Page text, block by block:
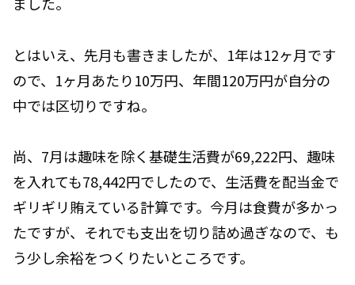
とはいえ、先月も書きましたが、1年は12ヶ月です
ので、1ヶ月あたり10万円、年間120万円が自分の
中では区切りですね。
尚、7月は趣味を除く基礎生活費が69,222円、趣味
を入れても78,442円でしたので、生活費を配当金で
ギリギリ賄えている計算です。今月は食費が多かっ
たですが、それでも支出を切り詰め過ぎなので、も
う少し余裕をつくりたいところです。